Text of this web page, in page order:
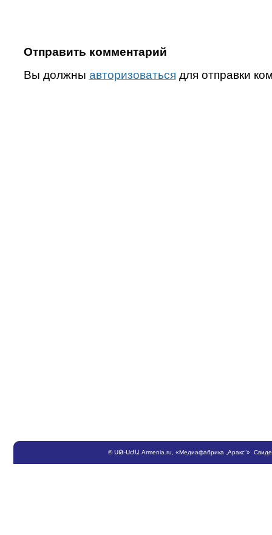
Отправить комментарий
Вы должны авторизоваться для отправки
©ՍԹ-ՍԺԱ Armenia.ru , «Медиафабрика „Аракс“».